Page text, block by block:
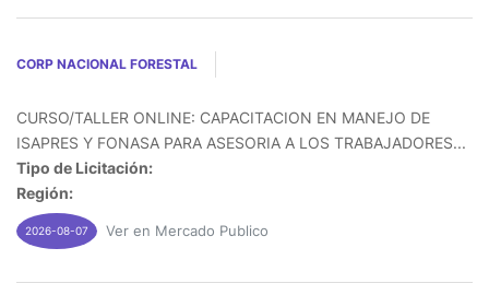
CORP NACIONAL FORESTAL
CURSO/TALLER ONLINE: CAPACITACION EN MANEJO DE
ISAPRES Y FONASA PARA ASESORIA A LOS TRABAJADORES...
Tipo de Licitación:
Región:
2026-08-07 Ver en Mercado Publico